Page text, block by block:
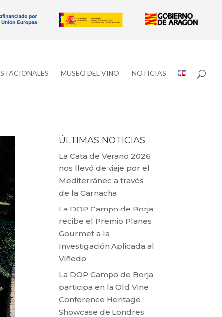
MUSEO DEL VINO NOTICIAS
ÚLTIMAS NOTICIAS
La Cata de Verano 2026
nos llevó de viaje por el
Mediterráneo a través
de la Garnacha
La DOP Campo de Borja
recibe el Premio Planes
Gourmet a la
Investigación Aplicada al
Viñedo
La DOP Campo de Borja
participa en la Old Vine
Conference Heritage
Showcase de Londres